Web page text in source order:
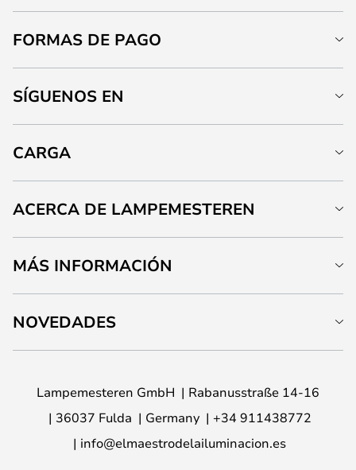
FORMAS DE PAGO
SÍGUENOS EN
CARGA
ACERCA DE LAMPEMESTEREN
MÁS INFORMACIÓN
NOVEDADES
Lampemesteren GmbH
Rabanusstraße 14-16
36037 Fulda
Germany
+34 911438772
info@elmaestrodelailuminacion.es